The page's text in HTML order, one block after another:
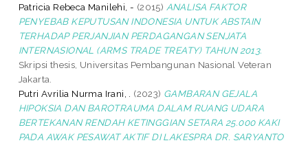
Patricia Rebeca Manilehi, - (2015) ANALISA FAKTOR
PENYEBAB KEPUTUSAN INDONESIA UNTUK ABSTAIN
TERHADAP PERJANJIAN PERDAGANGAN SENJATA
INTERNASIONAL (ARMS TRADE TREATY) TAHUN 2013.
Skripsi thesis, Universitas Pembangunan Nasional Veteran
Jakarta.
Putri Avrilia Nurma Irani, .
(2023) GAMBARAN GEJALA
HIPOKSIA DAN BAROTRAUMA DALAM RUANG UDARA
BERTEKANAN RENDAH KETINGGIAN SETARA 25.000 KAKI
PADA AWAK PESAWAT AKTIF DI LAKESPRA DR. SARYANTO